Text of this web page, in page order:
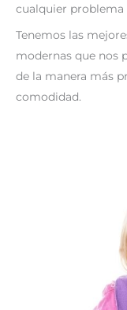
cualquier problema
Tenemos las
modernas que nos
de la manera más
comodidad.